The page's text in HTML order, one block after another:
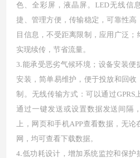
色、全彩屏，液晶屏。LED无线信
捷、管理方便，传输稳定，可靠性高
目信息，不受距离限制，应用广泛；
实现续传，节省流量。
3.能承受恶劣气候环境；设备安装便
安装，简单易维护，便于投放和回收
制。无线传输方式：可以通过GPRS
通过一键发送或设置数据发送间隔
上，网页和手机APP查看数据，无
网，均可查看下载数据。
4.低功耗设计，增加系统监控和保护